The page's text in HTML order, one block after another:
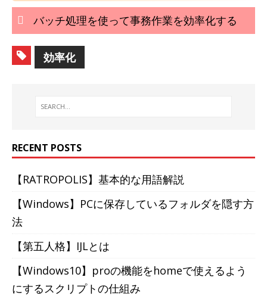
バッチ処理を使って事務作業を効率化する
効率化
RECENT POSTS
【RATROPOLIS】基本的な用語解説
【Windows】PCに保存しているフォルダを隠す方
法
【第五人格】IJLとは
【Windows10】proの機能をhomeで使えるよう
にするスクリプトの仕組み